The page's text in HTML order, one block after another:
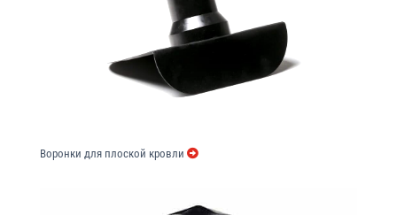
Воронки для плоской кровли